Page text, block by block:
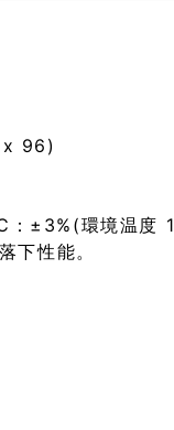
x 96)
±3%(環境温
下性能。